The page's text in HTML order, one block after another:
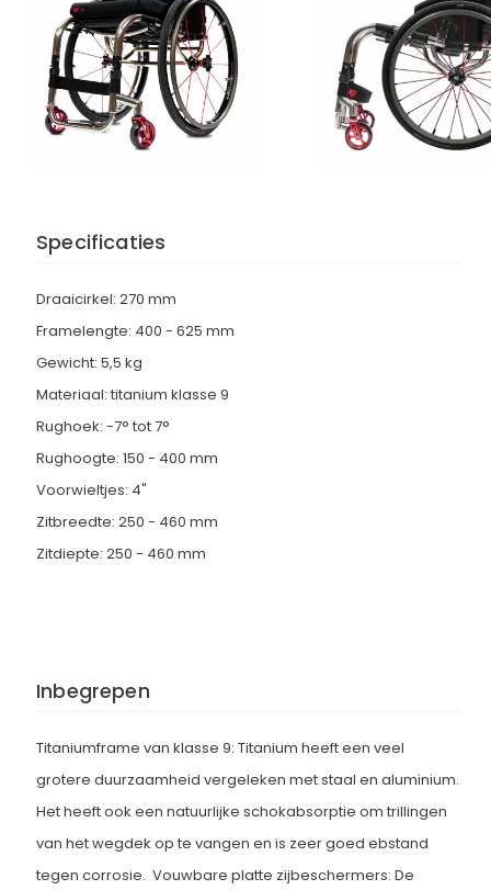
Specificaties
Draaicirkel: 270 mm
Framelengte: 400 - 625 mm
Gewicht: 5,5 kg
Materiaal: titanium klasse 9
Rughoek: -7° tot 7°
Rughoogte: 150 - 400 mm
Voorwieltjes: 4"
Zitbreedte: 250 - 460 mm
Zitdiepte: 250 - 460 mm
Inbegrepen
Titaniumframe van klasse 9: Titanium heeft een veel
grotere duurzaamheid vergeleken met staal en aluminium.
Het heeft ook een natuurlijke schokabsorptie om trillingen
van het wegdek op te vangen en is zeer goed ebstand
tegen corrosie. Vouwbare platte zijbeschermers: De